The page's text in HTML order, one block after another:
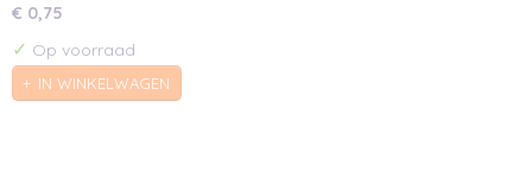
€ 0,75
✓ Op voorraad
IN WINKELWAGEN